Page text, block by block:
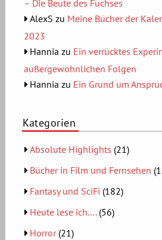
– Die Beute des Fuchses
AlexS zu Meine Bücher der
2023
Hannia zu Ein verrücktes
außergewöhnlichen Folgen
Hannia zu Ein Grund um
Kategorien
Absolute Highlights (21)
Bücher in Film und Fernsehen
Fantasy und SciFi (182)
Heute lese ich….(56)
Horror(21)